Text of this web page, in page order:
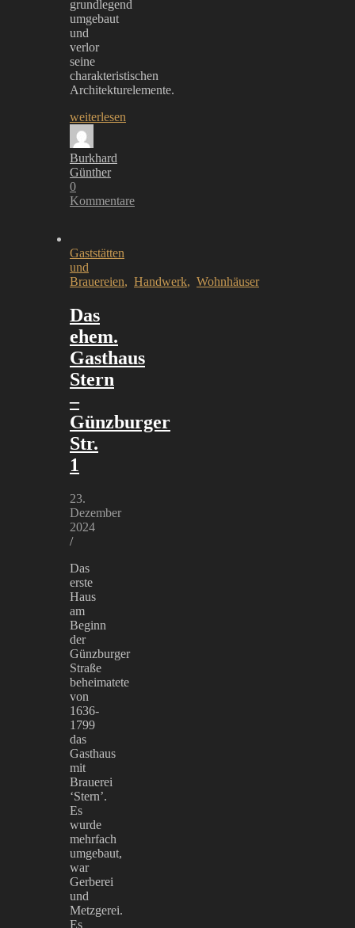
grundlegend
umgebaut
und
verlor
seine
charakteristischen
Architekturelemente.
weiterlesen
Burkhard
Günther
0
Kommentare
Gaststätten
und
Brauereien, Handwerk, Wohnhäuser
Das
ehem.
Gasthaus
Stern
–
Günzburger
Str.
1
23.
Dezember
2024
/
Das
erste
Haus
am
Beginn
der
Günzburger
Straße
beheimatete
von
1636-
1799
das
Gasthaus
mit
Brauerei
‘Stern’.
Es
wurde
mehrfach
umgebaut,
war
Gerberei
und
Metzgerei.
Es